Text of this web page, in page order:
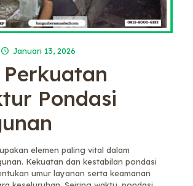
Januari 13, 2026
Pondasi
elemen paling vital dalam
Kekuatan dan kestabilan pondasi
umur layanan serta keamanan